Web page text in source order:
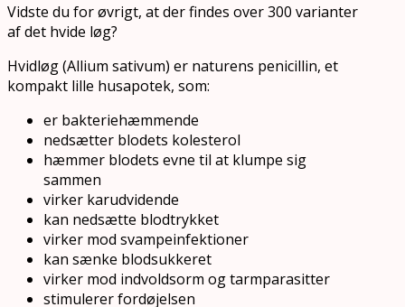
Vidste du for øvrigt, at der findes over 300 varianter
af det hvide løg?
Hvidløg (Allium sativum) er naturens penicillin, et
kompakt lille husapotek, som:
er bakteriehæmmende
nedsætter blodets kolesterol
hæmmer blodets evne til at klumpe sig
sammen
virker karudvidende
kan nedsætte blodtrykket
virker mod svampeinfektioner
kan sænke blodsukkeret
virker mod indvoldsorm og tarmparasitter
stimulerer fordøjelsen